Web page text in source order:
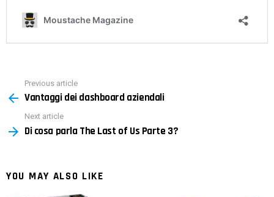
more
Previous article
Vantaggi dei dashboard aziendali
Next article
Di cosa parla The Last of Us Parte 3?
YOU MAY ALSO LIKE